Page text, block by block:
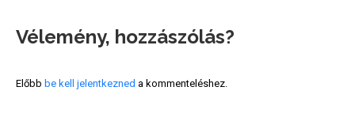
Vélemény, hozzászólás?
Előbb be kell jelentkezned a kommenteléshez.